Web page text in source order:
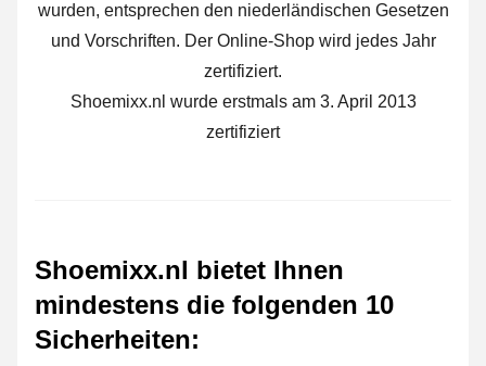
wurden, entsprechen den niederländischen Gesetzen
und Vorschriften. Der Online-Shop wird jedes Jahr
zertifiziert.
Shoemixx.nl wurde erstmals am 3. April 2013
zertifiziert
Shoemixx.nl bietet Ihnen
mindestens die folgenden 10
Sicherheiten: